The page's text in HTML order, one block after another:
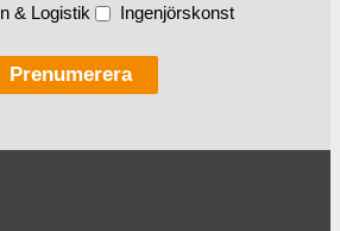
& Logistik
Ingenjörskonst